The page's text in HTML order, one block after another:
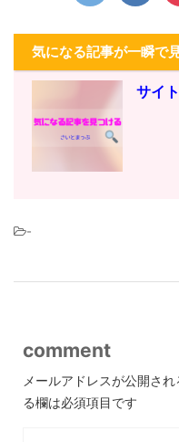
気になる記事が一瞬で
サイ
-
comment
メールアドレスが公開され
る欄は必須項目です